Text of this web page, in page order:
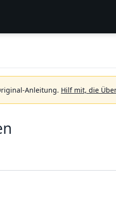
Anleitung. Hilf mit, die